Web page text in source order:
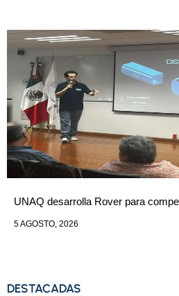
UNAQ desarrolla Rover para
5 AGOSTO, 2026
DESTACADAS